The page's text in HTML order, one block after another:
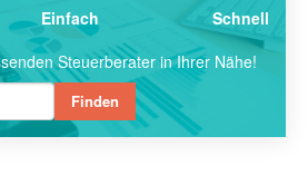
Einfach
Schnell
Steuerberater in Ihrer Nähe!
Finden